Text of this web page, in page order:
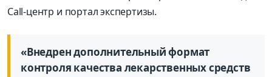
Call-центр и портал экспертизы.
«Внедрен дополнительный формат
контроля качества лекарственных средств